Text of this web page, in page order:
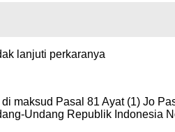
lanjuti perkaranya
maksud Pasal 81 Ayat (1) Jo
Undang Republik Indonesia